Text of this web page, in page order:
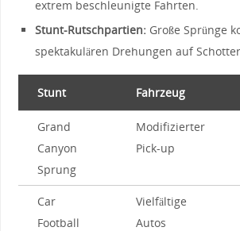
extrem beschleunigte Fahrten.
Stunt-Rutschpartien: Große Sprünge
⁣spektakulären Drehungen auf
Stunt Fahrzeug
Grand
Canyon
Sprung
Modifizierter⁣
Pick-up
Car
Football
Vielfältige
Autos